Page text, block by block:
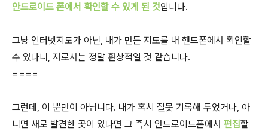
안드로이드 폰에서 확인할 수 있게 된 것입니다.
그냥 인터넷지도가 아닌, 내가 만든 지도를 내 핸드폰에서 확인할
수 있다니, 저로서는 정말 환상적일 것 같습니다.
====
그런데, 이 뿐만이 아닙니다. 내가 혹시 잘못 기록해 두었거나, 아
니면 새로 발견한 곳이 있다면 그 즉시 안드로이드폰에서 편집할